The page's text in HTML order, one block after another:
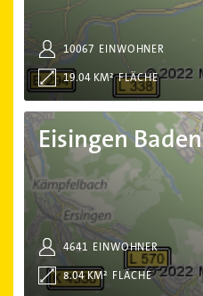
EINWOHNER
10067
FLÄCHE
19.04 KM²
Eisingen Baden
EINWOHNER
4641
FLÄCHE
8.04 KM²
Eisingen Baden